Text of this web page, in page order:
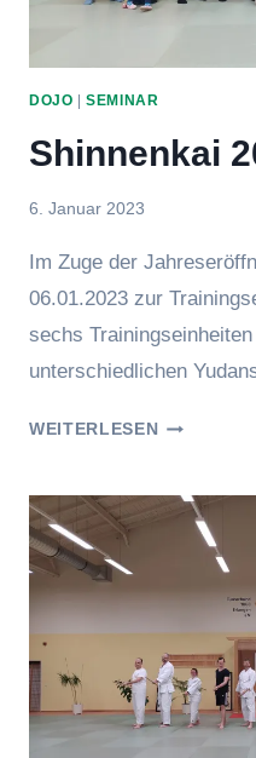
DOJO |SEMINAR
Shinnenkai
Von
6. Januar 2023
Im Zuge der
06.01.2023 zur
sechs
unterschiedlichen
WEITERLESEN